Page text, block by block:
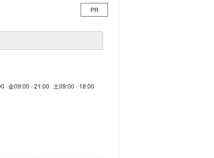
PR
金09:00 - 21:00 土09:00 - 18:00